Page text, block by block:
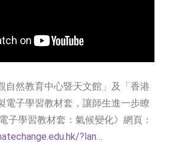
自然教育中心暨天文館」及「香港
電子學習教材套，讓師生進一步瞭
子學習教材套：氣候變化》網頁：
?lan…